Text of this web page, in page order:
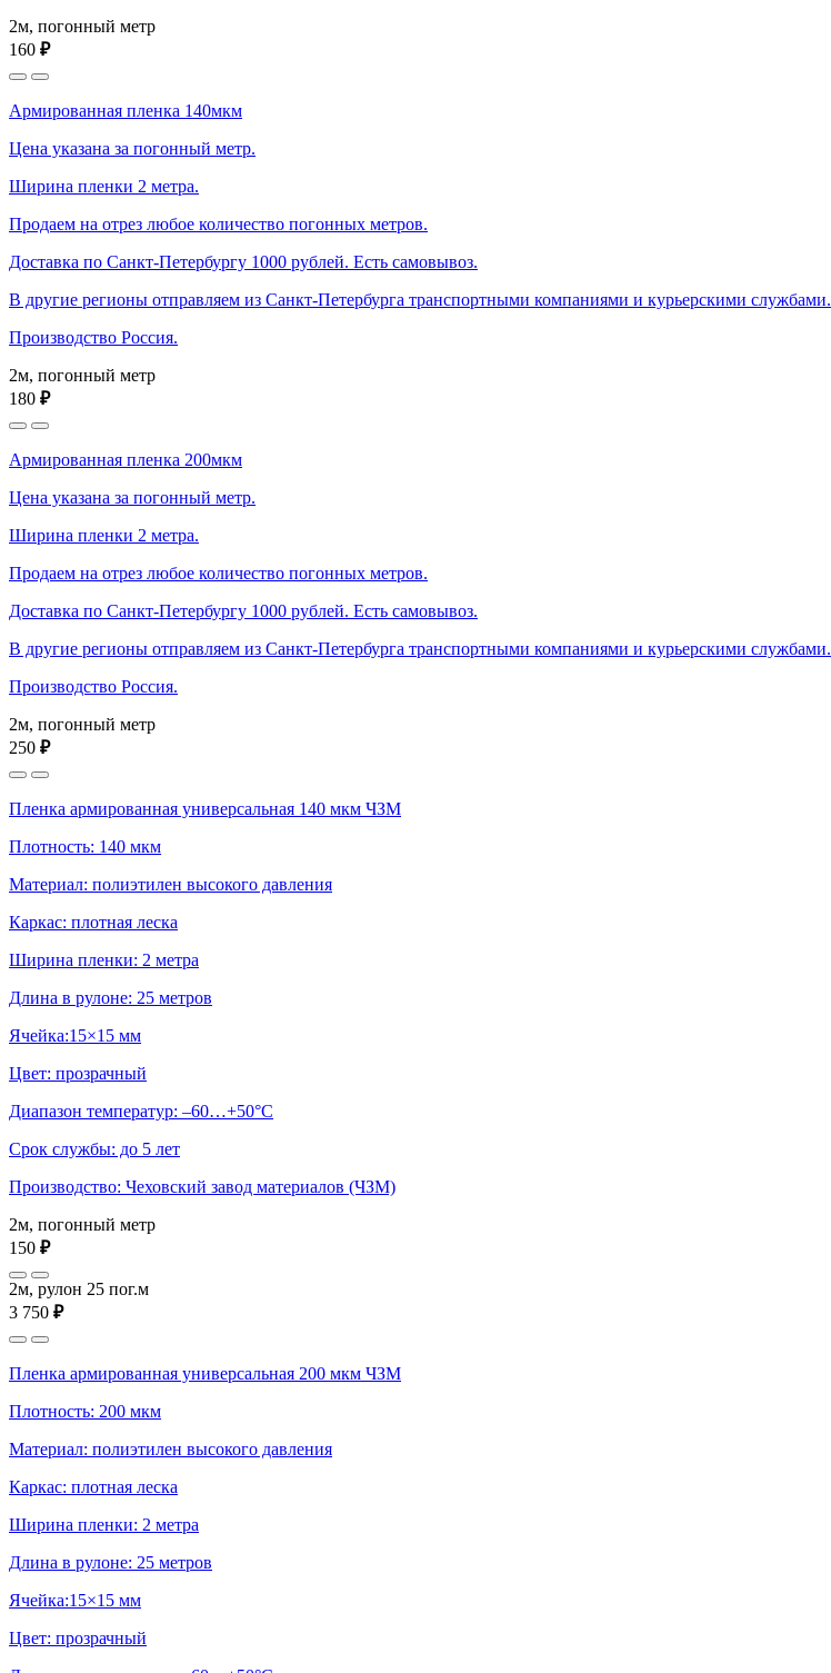
2м, погонный метр
160 ₽
Армированная пленка 140мкм
Цена указана за погонный метр.
Ширина пленки 2 метра.
Продаем на отрез любое количество погонных метров.
Доставка по Санкт-Петербургу 1000 рублей. Есть самовывоз.
В другие регионы отправляем из Санкт-Петербурга транспортными компаниями и курьерскими службами.
Производство Россия.
2м, погонный метр
180 ₽
Армированная пленка 200мкм
Цена указана за погонный метр.
Ширина пленки 2 метра.
Продаем на отрез любое количество погонных метров.
Доставка по Санкт-Петербургу 1000 рублей. Есть самовывоз.
В другие регионы отправляем из Санкт-Петербурга транспортными компаниями и курьерскими службами.
Производство Россия.
2м, погонный метр
250 ₽
Пленка армированная универсальная 140 мкм ЧЗМ
Плотность: 140 мкм
Материал: полиэтилен высокого давления
Каркас: плотная леска
Ширина пленки: 2 метра
Длина в рулоне: 25 метров
Ячейка:15×15 мм
Цвет: прозрачный
Диапазон температур: –60…+50°С
Срок службы: до 5 лет
Производство: Чеховский завод материалов (ЧЗМ)
2м, погонный метр
150 ₽
2м, рулон 25 пог.м
3 750 ₽
Пленка армированная универсальная 200 мкм ЧЗМ
Плотность: 200 мкм
Материал: полиэтилен высокого давления
Каркас: плотная леска
Ширина пленки: 2 метра
Длина в рулоне: 25 метров
Ячейка:15×15 мм
Цвет: прозрачный